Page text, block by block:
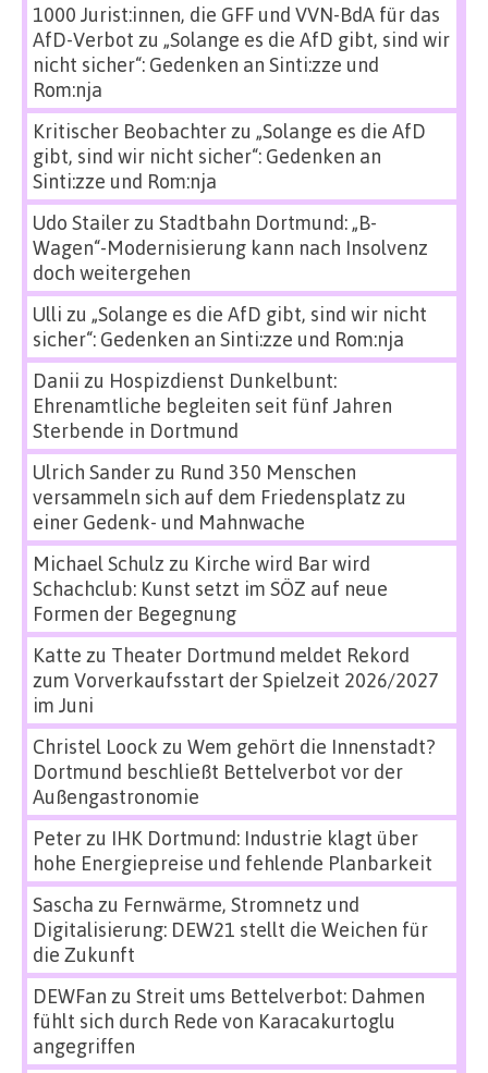
1000 Jurist:innen, die GFF und VVN-BdA für das
AfD-Verbot zu „Solange es die AfD gibt, sind wir
nicht sicher“: Gedenken an Sinti:zze und
Rom:nja
Kritischer Beobachterzu „Solange es die AfD
gibt, sind wir nicht sicher“: Gedenken an
Sinti:zze und Rom:nja
Udo Stailerzu Stadtbahn Dortmund: „B-
Wagen“-Modernisierung kann nach Insolvenz
doch weitergehen
Ulli zu „Solange es die AfD gibt, sind wir nicht
sicher“: Gedenken an Sinti:zze und Rom:nja
Danii zu Hospizdienst Dunkelbunt:
Ehrenamtliche begleiten seit fünf Jahren
Sterbende in Dortmund
Ulrich Sanderzu Rund 350 Menschen
versammeln sich auf dem Friedensplatz zu
einer Gedenk- und Mahnwache
Michael Schulz zu Kirche wird Bar wird
Schachclub: Kunst setzt im SÖZ auf neue
Formen der Begegnung
Katte zu Theater Dortmund meldet Rekord
zum Vorverkaufsstart der Spielzeit 2026/2027
im Juni
Christel Loock zu Wem gehört die Innenstadt?
Dortmund beschließt Bettelverbot vor der
Außengastronomie
Peterzu IHK Dortmund: Industrie klagt über
hohe Energiepreise und fehlende Planbarkeit
Sascha zu Fernwärme, Stromnetz und
Digitalisierung: DEW21 stellt die Weichen für
die Zukunft
DEWFan zu Streit ums Bettelverbot: Dahmen
fühlt sich durch Rede von Karacakurtoglu
angegriffen